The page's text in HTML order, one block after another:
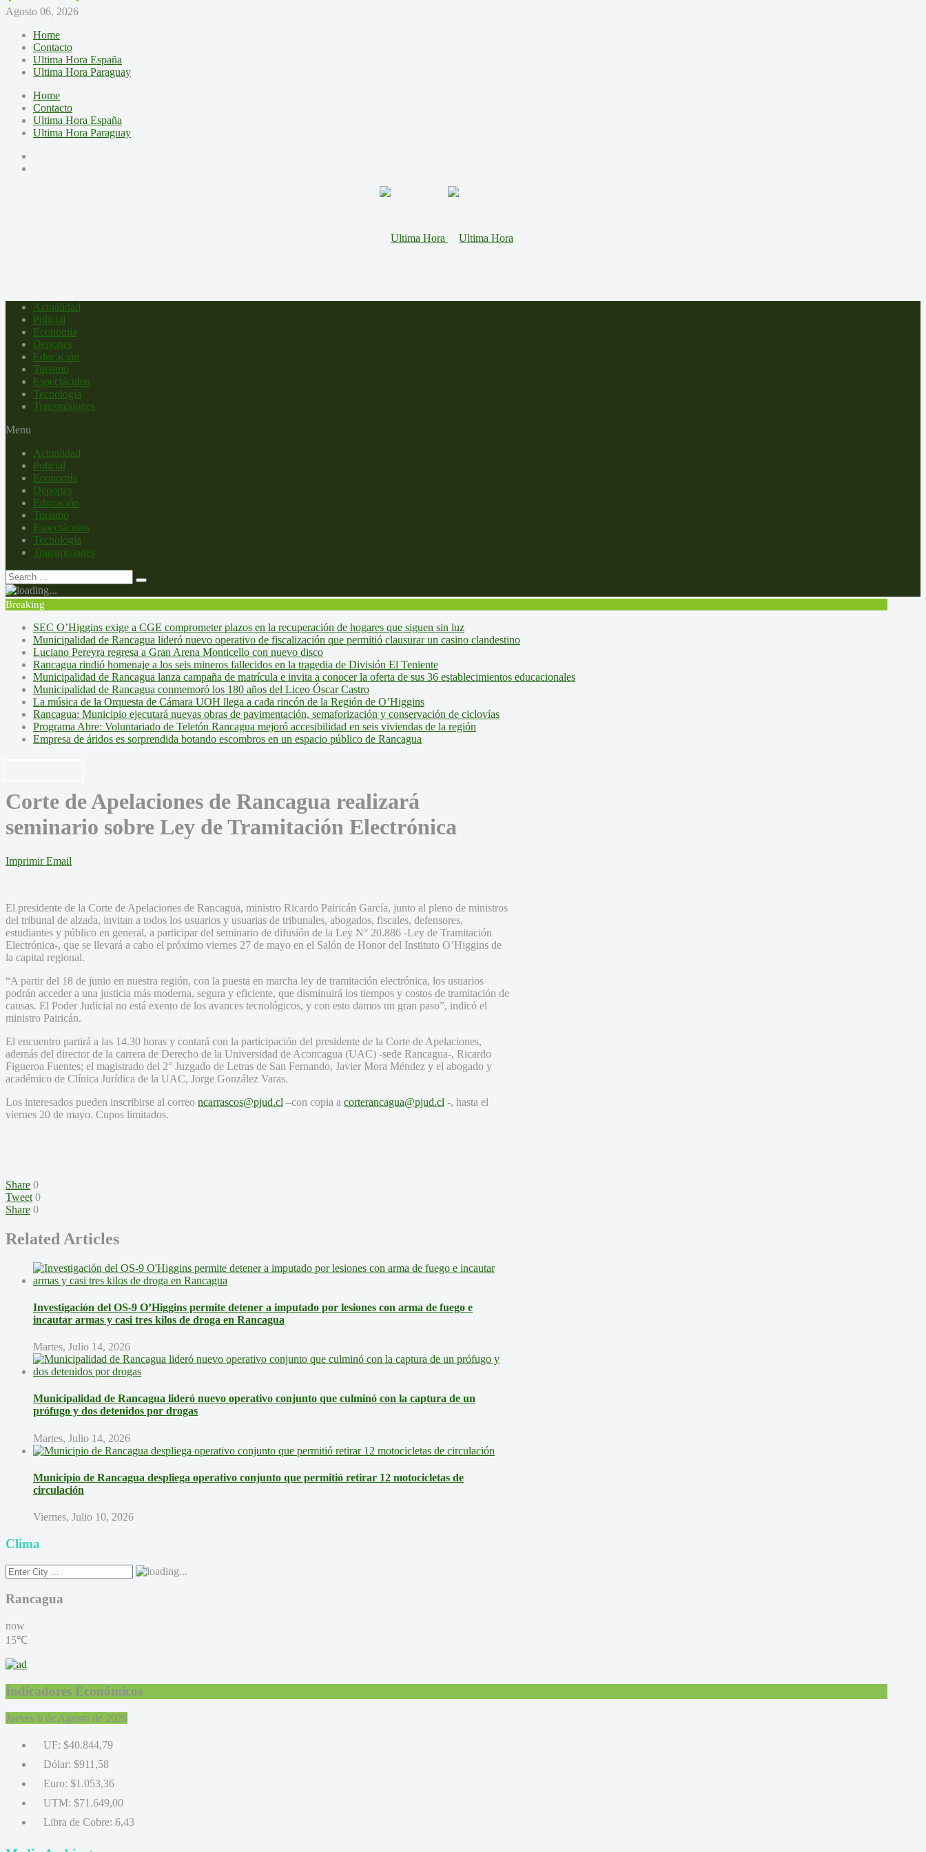
Agosto 06, 2026
Home
Contacto
Ultima Hora España
Ultima Hora Paraguay
Home
Contacto
Ultima Hora España
Ultima Hora Paraguay
Actualidad
Policial
Economía
Deportes
Educación
Turismo
Espectáculos
Tecnología
Transmisiones
Menu
Actualidad
Policial
Economía
Deportes
Educación
Turismo
Espectáculos
Tecnología
Transmisiones
Breaking
SEC O’Higgins exige a CGE comprometer plazos en la recuperación de hogares que siguen sin luz
Municipalidad de Rancagua lideró nuevo operativo de fiscalización que permitió clausurar un casino clandestino
Luciano Pereyra regresa a Gran Arena Monticello con nuevo disco
Rancagua rindió homenaje a los seis mineros fallecidos en la tragedia de División El Teniente
Municipalidad de Rancagua lanza campaña de matrícula e invita a conocer la oferta de sus 36 establecimientos educacionales
Municipalidad de Rancagua conmemoró los 180 años del Liceo Óscar Castro
La música de la Orquesta de Cámara UOH llega a cada rincón de la Región de O’Higgins
Rancagua: Municipio ejecutará nuevas obras de pavimentación, semaforización y conservación de ciclovías
Programa Abre: Voluntariado de Teletón Rancagua mejoró accesibilidad en seis viviendas de la región
Empresa de áridos es sorprendida botando escombros en un espacio público de Rancagua
Corte de Apelaciones de Rancagua realizará
seminario sobre Ley de Tramitación Electrónica
Imprimir Email
El presidente de la Corte de Apelaciones de Rancagua, ministro Ricardo Pairicán García, junto al pleno de ministros
del tribunal de alzada, invitan a todos los usuarios y usuarias de tribunales, abogados, fiscales, defensores,
estudiantes y público en general, a participar del seminario de difusión de la Ley N° 20.886 -Ley de Tramitación
Electrónica-, que se llevará a cabo el próximo viernes 27 de mayo en el Salón de Honor del Instituto O’Higgins de
la capital regional.
“A partir del 18 de junio en nuestra región, con la puesta en marcha ley de tramitación electrónica, los usuarios
podrán acceder a una justicia más moderna, segura y eficiente, que disminuirá los tiempos y costos de tramitación de
causas. El Poder Judicial no está exento de los avances tecnológicos, y con esto damos un gran paso”, indicó el
ministro Pairicán.
El encuentro partirá a las 14.30 horas y contará con la participación del presidente de la Corte de Apelaciones,
además del director de la carrera de Derecho de la Universidad de Aconcagua (UAC) -sede Rancagua-, Ricardo
Figueroa Fuentes; el magistrado del 2° Juzgado de Letras de San Fernando, Javier Mora Méndez y el abogado y
académico de Clínica Jurídica de la UAC, Jorge González Varas.
Los interesados pueden inscribirse al correo ncarrascos@pjud.cl –con copia a corterancagua@pjud.cl -, hasta el
viernes 20 de mayo. Cupos limitados.
Share 0
Tweet 0
Share 0
Related Articles
Investigación del OS-9 O’Higgins permite detener a imputado por lesiones con arma de fuego e
incautar armas y casi tres kilos de droga en Rancagua
Martes, Julio 14, 2026
Municipalidad de Rancagua lideró nuevo operativo conjunto que culminó con la captura de un
prófugo y dos detenidos por drogas
Martes, Julio 14, 2026
Municipio de Rancagua despliega operativo conjunto que permitió retirar 12 motocicletas de
circulación
Viernes, Julio 10, 2026
Clima
Rancagua
now
15℃
Indicadores Económicos
Jueves 6 de Agosto de 2026
UF: $40.844,79
Dólar: $911,58
Euro: $1.053,36
UTM: $71.649,00
Libra de Cobre: 6,43